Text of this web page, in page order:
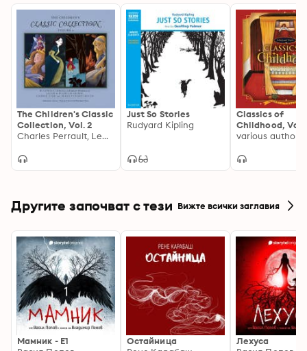
The Children's Classic
Collection, Vol. 2
Charles Perrault, Lewis Carroll, The Brothers Grimm, George Zarr, Diane Vanden Hoven
Just So Stories
Rudyard Kipling
Classics of
Childhood, Vol.
Classic Stories
Celebrities
various authors
Другите започват с тези Вижте всички заглавия
Мамник - E1
Остайница
Лехуса